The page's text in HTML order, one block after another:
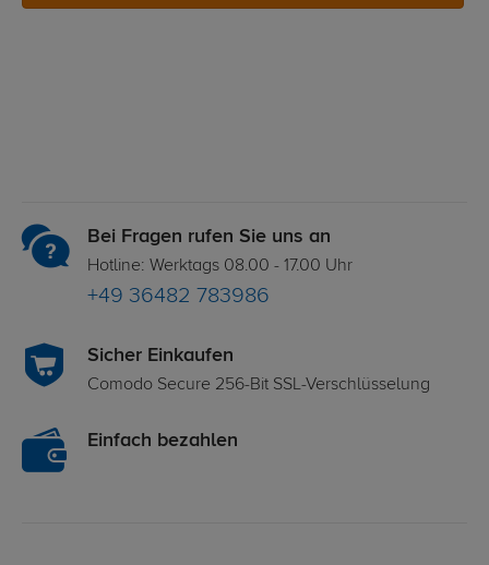
Bei Fragen rufen Sie uns an
Hotline: Werktags 08.00 - 17.00 Uhr
+49 36482 783986
Sicher Einkaufen
Comodo Secure 256-Bit SSL-Verschlüsselung
Einfach bezahlen